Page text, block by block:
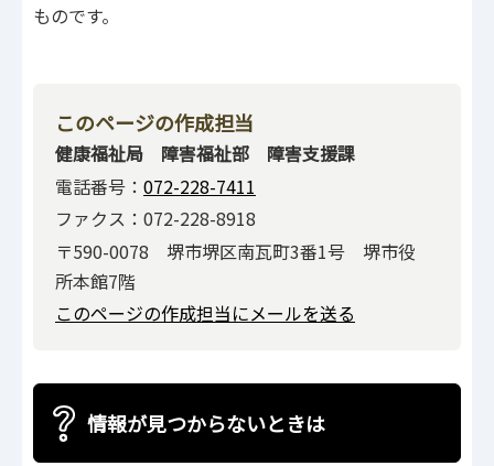
ものです。
このページの作成担当
健康福祉局 障害福祉部 障害支援課
電話番号： 072-228-7411
ファクス：072-228-8918
〒590-0078 堺市堺区南瓦町3番1号 堺市役
所本館7階
このページの作成担当にメールを送る
情報が見つからないときは